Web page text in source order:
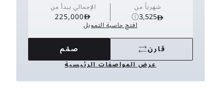
شهرياً من
3,525
الإجمالي يبدأ من
225,000
افتح حاسبة التمويل
قارن صمّم
عرض المواصفات الرئيسية